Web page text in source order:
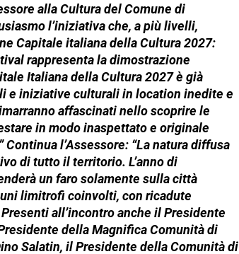
alla Cultura del Comune di
l’iniziativa che, a più livelli,
Capitale italiana della Cultura 2027:
rappresenta la dimostrazione
Italiana della Cultura 2027 è già
e iniziative culturali in location inedite e
affascinati nello scoprire le
in modo inaspettato e originale
l’Assessore: “La natura diffusa
di tutto il territorio. L’anno di
un faro solamente sulla città
limitrofi coinvolti, con ricadute
all’incontro anche il Presidente
della Magnifica Comunità di
Salatin, il Presidente della Comunità di